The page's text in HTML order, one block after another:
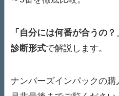
「自分には何番が合うの
診断形式で解説します。
ナンバーズインパックの